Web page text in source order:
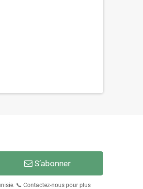
S’abonner
📞 Contactez-nous pour plus